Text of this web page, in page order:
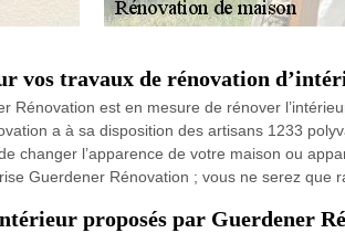
vos travaux de rénovation
Rénovation est en mesure de rénover
a à sa disposition des artisans 1233
changer l’apparence de votre maison ou
Guerdener Rénovation ; vous ne serez que
proposés par Guerdener